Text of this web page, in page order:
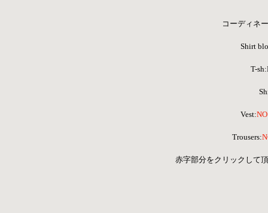
コーディネ
Shirt
T-
Vest:
Trousers:
赤字部分をクリックして